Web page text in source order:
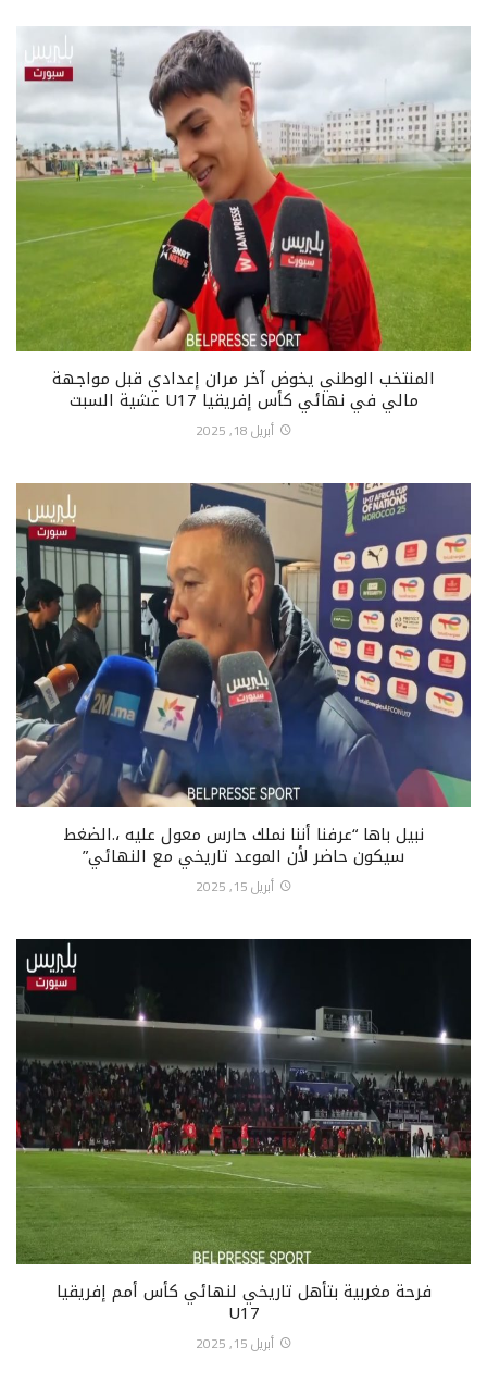
المنتخب الوطني يخوض آخر مران إعدادي قبل مواجهة
مالي في نهائي كأس إفريقيا U17 عشية السبت
أبريل 18, 2025
نبيل باها “عرفنا أننا نملك حارس معول عليه ،.الضغط
سيكون حاضر لأن الموعد تاريخي مع النهائي”
أبريل 15, 2025
فرحة مغربية بتأهل تاريخي لنهائي كأس أمم إفريقيا
U17
أبريل 15, 2025